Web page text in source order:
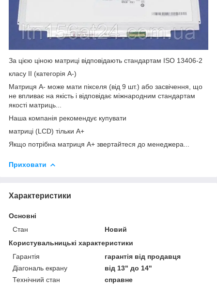
За цією ціною матриці відповідають стандартам ISO 13406-2
класу II (категорія А-)
Матриця А- може мати пікселя (від 9 шт.) або засвічення, що
не впливає на якість і відповідає міжнародним стандартам
якості матриць...
Наша компанія рекомендує купувати
матриці (LCD) тільки А+
Якщо потрібна матриця А+ звертайтеся до менеджера...
Приховати
Характеристики
Основні
Стан
Новий
Користувальницькі характеристики
Гарантія
гарантія від продавця
Діагональ екрану
від 13" до 14"
Технічний стан
справне